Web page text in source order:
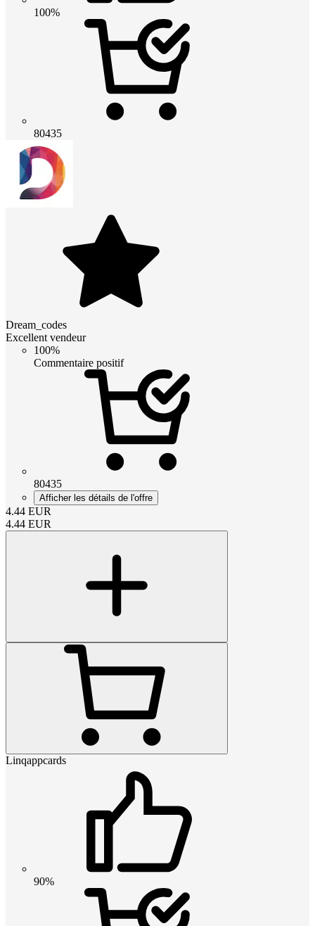
100%
80435
Dream_codes
Excellent vendeur
100%
Commentaire positif
80435
Afficher les détails de l'offre
4.44 EUR
4.44 EUR
Linqappcards
90%